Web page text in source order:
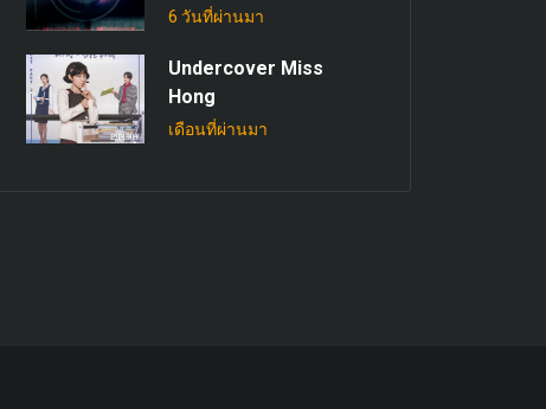
6 วันที่ผ่านมา
Undercover Miss
Hong
เดือนที่ผ่านมา